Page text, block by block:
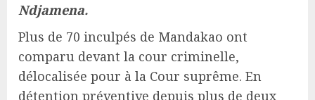
Ndjamena.
Plus de 70 inculpés de Mandakao ont
comparu devant la cour criminelle,
délocalisée pour à la Cour suprême. En
détention préventive depuis plus de deux